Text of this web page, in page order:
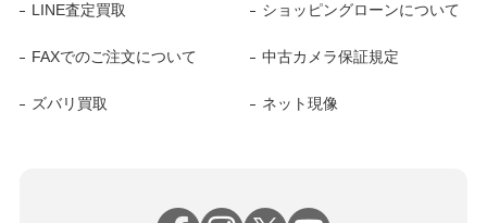
LINE査定買取 ショッピングローンについて
FAXでのご注文について 中古カメラ保証規定
ズバリ買取 ネット現像